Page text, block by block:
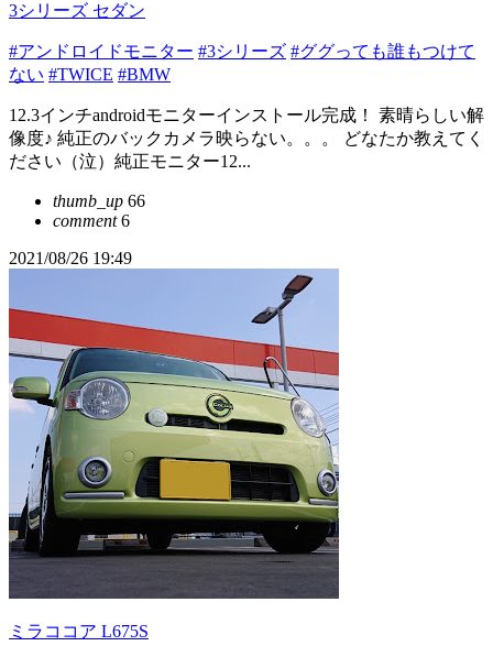
3シリーズ セダン
#アンドロイドモニター #3シリーズ #ググっても誰もつけて
ない #TWICE #BMW
12.3インチandroidモニターインストール完成！ 素晴らしい解
像度♪ 純正のバックカメラ映らない。。。 どなたか教えてく
ださい（泣）純正モニター12...
thumb_up 66
comment6
2021/08/26 19:49
ミラココア L675S